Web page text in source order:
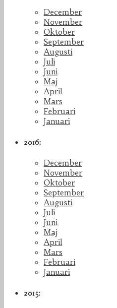
December
November
Oktober
September
Augusti
Juli
Juni
Maj
April
Mars
Februari
Januari
2016:
December
November
Oktober
September
Augusti
Juli
Juni
Maj
April
Mars
Februari
Januari
2015: